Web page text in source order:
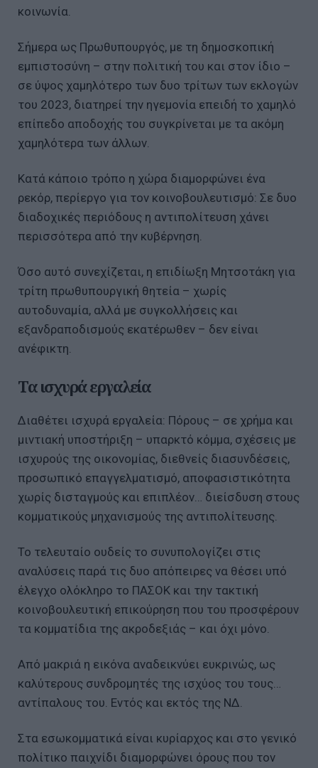
κοινωνία.
Σήμερα ως Πρωθυπουργός, με τη δημοσκοπική
εμπιστοσύνη – στην πολιτική του και στον ίδιο –
σε ύψος χαμηλότερο των δυο τρίτων των εκλογών
του 2023, διατηρεί την ηγεμονία επειδή το χαμηλό
επίπεδο αποδοχής του συγκρίνεται με τα ακόμη
χαμηλότερα των άλλων.
Κατά κάποιο τρόπο η χώρα διαμορφώνει ένα
ρεκόρ, περίεργο για τον κοινοβουλευτισμό: Σε δυο
διαδοχικές περιόδους η αντιπολίτευση χάνει
περισσότερα από την κυβέρνηση.
Όσο αυτό συνεχίζεται, η επιδίωξη Μητσοτάκη για
τρίτη πρωθυπουργική θητεία – χωρίς
αυτοδυναμία, αλλά με συγκολλήσεις και
εξανδραποδισμούς εκατέρωθεν – δεν είναι
ανέφικτη.
Τα ισχυρά εργαλεία
Διαθέτει ισχυρά εργαλεία: Πόρους – σε χρήμα και
μιντιακή υποστήριξη – υπαρκτό κόμμα, σχέσεις με
ισχυρούς της οικονομίας, διεθνείς διασυνδέσεις,
προσωπικό επαγγελματισμό, αποφασιστικότητα
χωρίς δισταγμούς και επιπλέον… διείσδυση στους
κομματικούς μηχανισμούς της αντιπολίτευσης.
Το τελευταίο ουδείς το συνυπολογίζει στις
αναλύσεις παρά τις δυο απόπειρες να θέσει υπό
έλεγχο ολόκληρο το ΠΑΣΟΚ και την τακτική
κοινοβουλευτική επικούρηση που του προσφέρουν
τα κομματίδια της ακροδεξιάς – και όχι μόνο.
Από μακριά η εικόνα αναδεικνύει ευκρινώς, ως
καλύτερους συνδρομητές της ισχύος του τους…
αντίπαλους του. Εντός και εκτός της ΝΔ.
Στα εσωκομματικά είναι κυρίαρχος και στο γενικό
πολίτικο παιχνίδι διαμορφώνει όρους που τον